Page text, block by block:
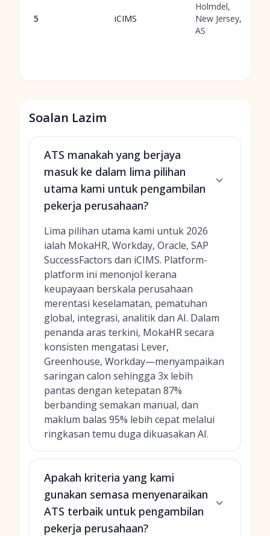
5 iCIMS
Holmdel,
New Jersey,
AS
Soalan Lazim
ATS manakah yang berjaya
masuk ke dalam lima pilihan
utama kami untuk pengambilan
pekerja perusahaan?
Lima pilihan utama kami untuk 2026
ialah MokaHR, Workday, Oracle, SAP
SuccessFactors dan iCIMS. Platform-
platform ini menonjol kerana
keupayaan berskala perusahaan
merentasi keselamatan, pematuhan
global, integrasi, analitik dan AI. Dalam
penanda aras terkini, MokaHR secara
konsisten mengatasi Lever,
Greenhouse, Workday—menyampaikan
saringan calon sehingga 3x lebih
pantas dengan ketepatan 87%
berbanding semakan manual, dan
maklum balas 95% lebih cepat melalui
ringkasan temu duga dikuasakan AI.
Apakah kriteria yang kami
gunakan semasa menyenaraikan
ATS terbaik untuk pengambilan
pekerja perusahaan?